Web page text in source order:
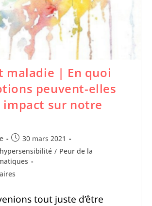
maladie | En quoi
peuvent-elles
impact sur notre
30 mars 2021
/ Peur de la
tout juste d’être